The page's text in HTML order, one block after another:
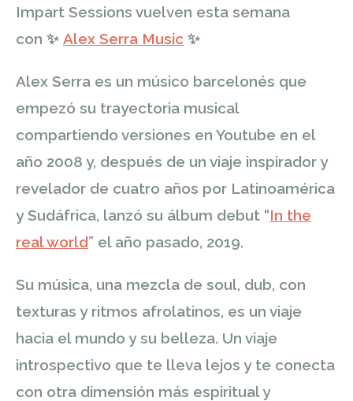
Impart Sessions vuelven esta semana
con ✨ Alex Serra Music ✨
Alex Serra es un músico barcelonés que
empezó su trayectoria musical
compartiendo versiones en Youtube en el
año 2008 y, después de un viaje inspirador y
revelador de cuatro años por Latinoamérica
y Sudáfrica, lanzó su álbum debut “In the
real world” el año pasado, 2019.
Su música, una mezcla de soul, dub, con
texturas y ritmos afrolatinos, es un viaje
hacia el mundo y su belleza. Un viaje
introspectivo que te lleva lejos y te conecta
con otra dimensión más espiritual y